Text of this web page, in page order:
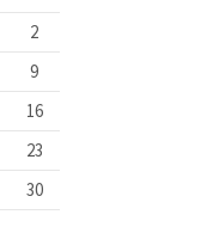
2
9
16
23
30